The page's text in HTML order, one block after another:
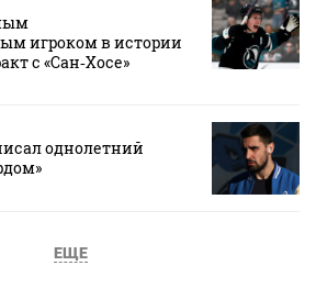
игроком в истории
с «Сан‑Хосе»
однолетний
ЕЩЕ